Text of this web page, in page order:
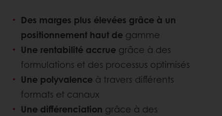
Des marges plus élevées grâce à un
positionnement haut de gamme
Une rentabilité accrue grâce à des
formulations et des processus optimisés
Une polyvalence à travers différents
formats et canaux
Une différenciation grâce à des